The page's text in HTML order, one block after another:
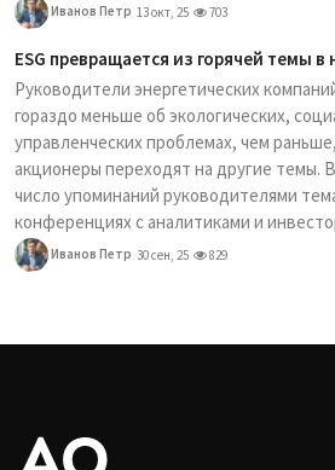
Иванов Петр 13 окт, 25 703
ESG превращается из горячей темы
Руководители энергетических
гораздо меньше об экологических,
управленческих проблемах, чем
акционеры переходят на другие темы.
число упоминаний руководителями
конференциях с аналитиками и
Иванов Петр 30 сен, 25 829